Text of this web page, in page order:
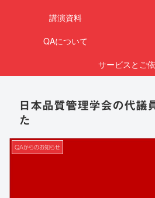
講演資料
QAについて
サービスとご
日本品質管理学会の代議
た
QAからのお知らせ